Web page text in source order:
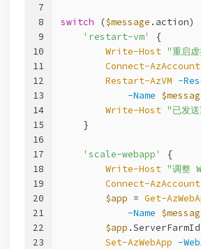
7
8
9
10
11
12
13
14
15
16
17
18
19
20
21
22
23
switch ($message .action)
'restart-vm'
{
Write-Host "重启
Connect-AzAccount
Restart-AzVM -
-Name
Write-Host "已发
    }
'scale-webapp'
{
Write-Host "调整
Connect-AzAccount
$app = Get-
-Name
$app
Set-AzWebApp -